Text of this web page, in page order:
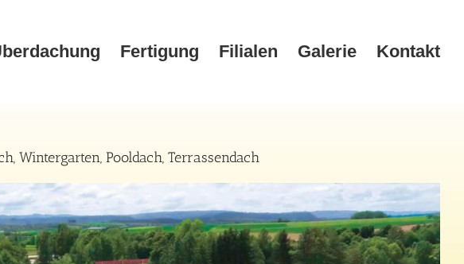
Fertigung Filialen Galerie Kontakt
Pooldach, Terrassendach